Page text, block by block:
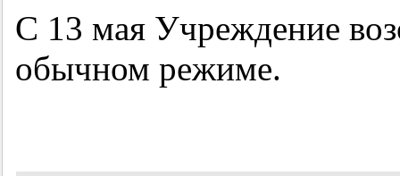
С 13 мая Учреждение
обычном режиме.